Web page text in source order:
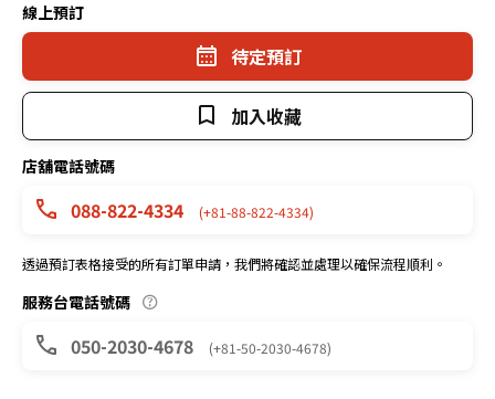
線上預訂
待定預訂
加入收藏
店舖電話號碼
088-822-4334 (+81-88-822-4334)
透過預訂表格接受的所有訂單申請，我們將確認並處理以確保流程順利。
服務台電話號碼
050-2030-4678 (+81-50-2030-4678)